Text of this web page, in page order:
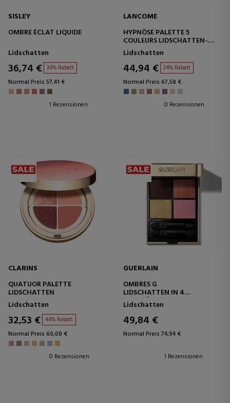
SISLEY
OMBRE ÉCLAT LIQUIDE
Lidschatten
36,74 € 36% Rabatt
Normal Preis 57,41 €
1 Rezensionen
LANCOME
HYPNÔSE PALETTE 5
COULEURS LIDSCHATTEN-
PALETTE
Lidschatten
44,94 € 34% Rabatt
Normal Preis 67,58 €
0 Rezensionen
CLARINS
QUATUOR PALETTE
LIDSCHATTEN
Lidschatten
32,53 € 46% Rabatt
Normal Preis 60,08 €
0 Rezensionen
GUERLAIN
OMBRES G
LIDSCHATTEN IN 4
FARBTÖNEN
Lidschatten
49,84 €
Normal Preis 74,94 €
1 Rezensionen